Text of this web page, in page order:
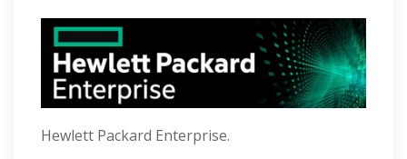
Hewlett Packard Enterprise.